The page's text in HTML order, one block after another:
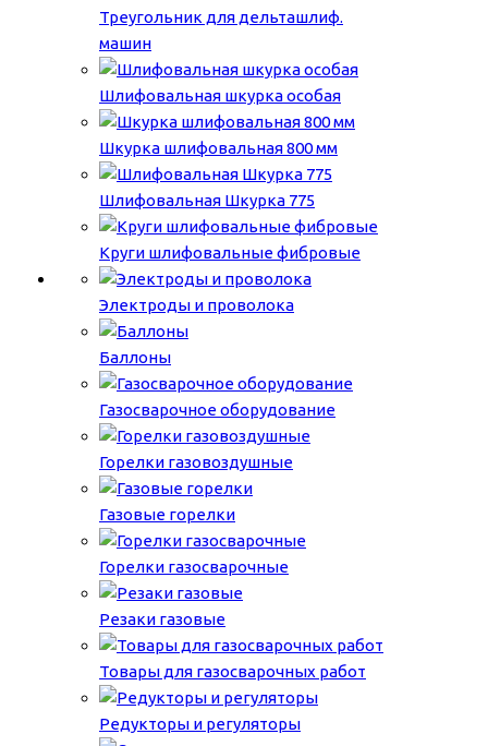
Треугольник для дельташлиф.
машин
Шлифовальная шкурка особая
Шкурка шлифовальная 800 мм
Шлифовальная Шкурка 775
Круги шлифовальные фибровые
Электроды и проволока
Баллоны
Газосварочное оборудование
Горелки газовоздушные
Газовые горелки
Горелки газосварочные
Резаки газовые
Товары для газосварочных работ
Редукторы и регуляторы